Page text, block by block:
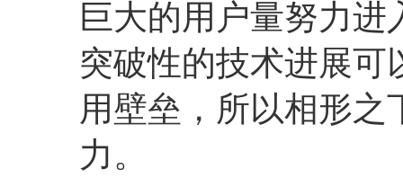
巨大的用户量努力
突破性的技术进展可
用壁垒，所以相形之
力。